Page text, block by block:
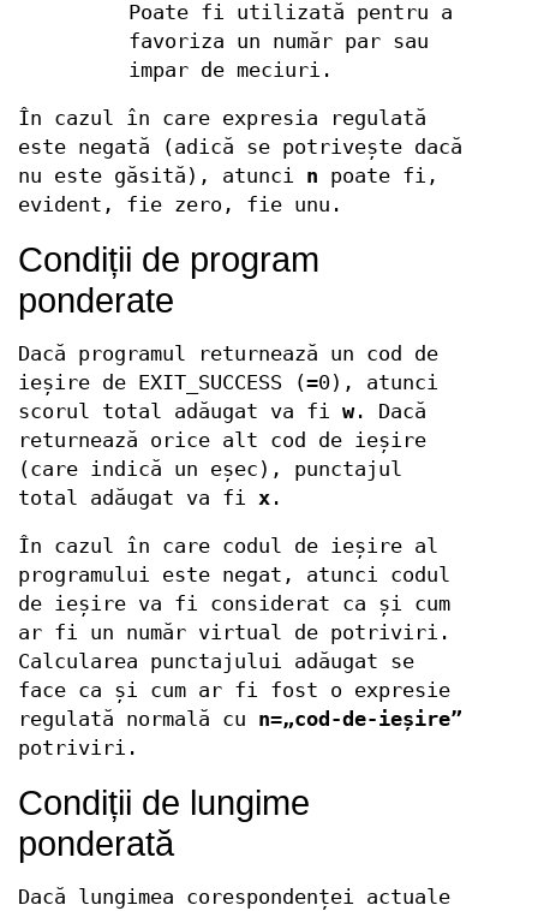
Poate fi utilizată pentru a
favoriza un număr par sau
impar de meciuri.
În cazul în care expresia regulată
este negată (adică se potrivește dacă
nu este găsită), atunci n poate fi,
evident, fie zero, fie unu.
Condiții de program
ponderate
Dacă programul returnează un cod de
ieșire de EXIT_SUCCESS (=0), atunci
scorul total adăugat va fi w. Dacă
returnează orice alt cod de ieșire
(care indică un eșec), punctajul
total adăugat va fi x .
În cazul în care codul de ieșire al
programului este negat, atunci codul
de ieșire va fi considerat ca și cum
ar fi un număr virtual de potriviri.
Calcularea punctajului adăugat se
face ca și cum ar fi fost o expresie
regulată normală cu n=„cod-de-ieșire”
potriviri.
Condiții de lungime
ponderată
Dacă lungimea corespondenței actuale